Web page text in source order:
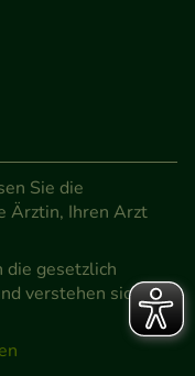
Sie die
Ärztin, Ihren Arzt
die gesetzlich
verstehen sich